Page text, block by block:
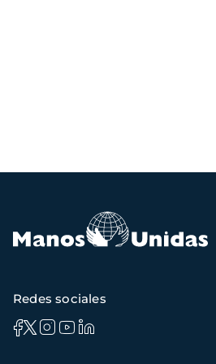
Redes sociales